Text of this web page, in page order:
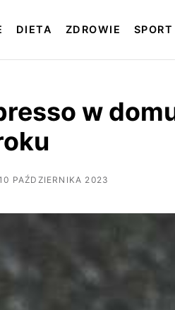
DIETA ZDROWIE SPORT
w
PAŹDZIERNIKA 2023